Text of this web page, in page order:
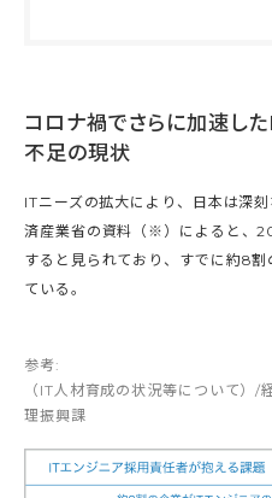
コロナ禍でさらに加速し
不足の現状
ITニーズの拡大により、日本は深
済産業省の資料（※）によると、
すると見られており、すでに約8
ている。
参考:
（IT人材育成の状況等について）
理振興課